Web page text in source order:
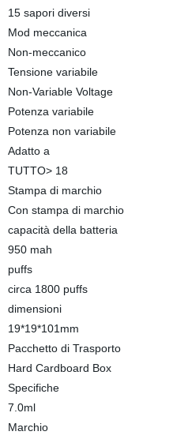
15 sapori diversi
Mod meccanica
Non-meccanico
Tensione variabile
Non-Variable Voltage
Potenza variabile
Potenza non variabile
Adatto a
TUTTO> 18
Stampa di marchio
Con stampa di marchio
capacità della batteria
950 mah
puffs
circa 1800 puffs
dimensioni
19*19*101mm
Pacchetto di Trasporto
Hard Cardboard Box
Specifiche
7.0ml
Marchio